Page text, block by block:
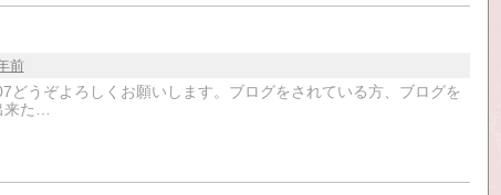
前
うぞよろしくお願いします。ブログをされている方、ブログを
た…